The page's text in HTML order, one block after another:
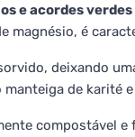
e acordes verdes
magnésio, é
deixando
de karité
compostável